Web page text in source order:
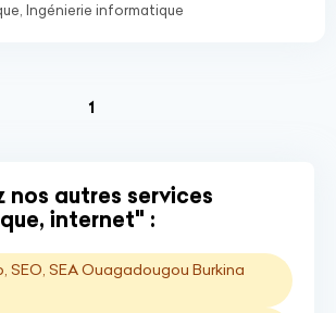
Ingénierie informatique
1
nos autres services
internet" :
SEO, SEA Ouagadougou Burkina